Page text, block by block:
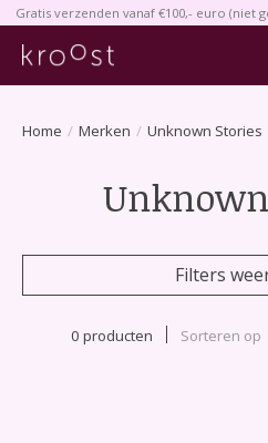
Gratis verzenden vanaf €100,- euro (niet
Home / Merken / Unknown Stories
Filters
0 producten Sorteren op